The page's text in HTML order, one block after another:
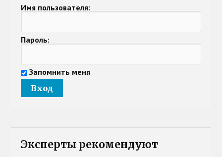
Имя пользователя:
Пароль:
Запомнить меня
Эксперты рекомендуют